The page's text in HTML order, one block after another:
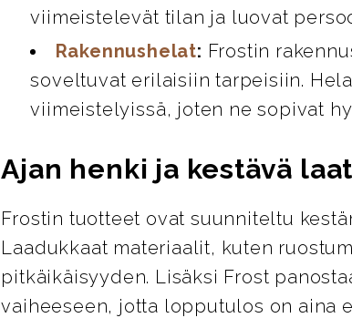
viimeistelevät tilan ja luovat
Rakennushelat: Frostin
soveltuvat erilaisiin tarpeisiin.
viimeistelyissä, joten ne sopivat
Ajan henki ja kestävä
Frostin tuotteet ovat suunniteltu
Laadukkaat materiaalit, kuten
pitkäikäisyyden. Lisäksi Frost
vaiheeseen, jotta lopputulos on aina